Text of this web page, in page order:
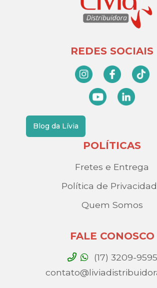
REDES SOCIAIS
Blog da Lívia
POLÍTICAS
Fretes e Entrega
Política de
Quem Somos
FALE CONOSCO
(17) 3209-9595